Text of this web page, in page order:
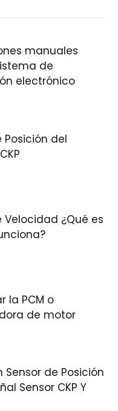
m
manuales
de
electrónico
Posición del
Velocidad ¿Qué es
la PCM o
de motor
Sensor de Posición
Sensor CKP Y